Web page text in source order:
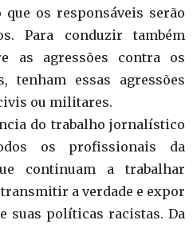
os responsáveis serão
Para conduzir também
as agressões contra os
tenham essas agressões
ou militares.
do trabalho jornalístico
os profissionais da
continuam a trabalhar
a verdade e expor
suas políticas racistas. Da